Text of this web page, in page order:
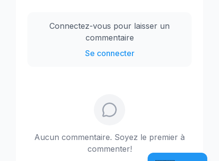
Connectez-vous pour laisser un
commentaire
Se connecter
Aucun commentaire. Soyez le premier à
commenter!